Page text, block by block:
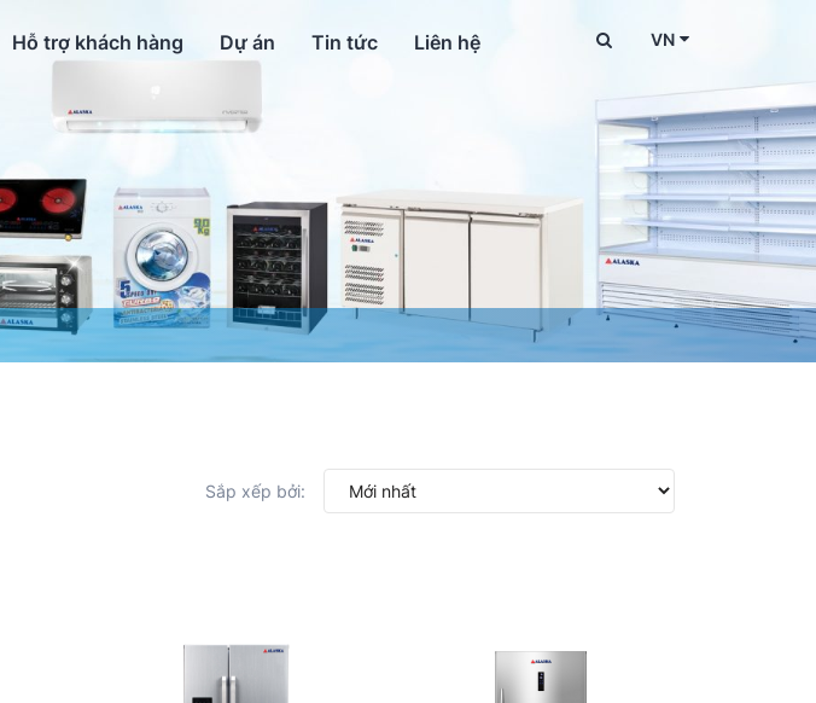
Hỗ trợ khách hàng Dự án Tin tức Liên hệ VN
Sắp xếp bởi: